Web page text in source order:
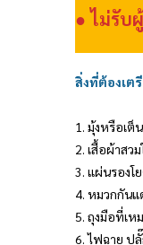
●ไม่รับ
สิ่งที่ต้องเต
1. มุ้งหรือเต็
2. เสื้อผ้าสว
3. แผ่นรองโ
4. หมวกกันแ
5. ถุงมือที่เห
6. ไฟฉาย ป